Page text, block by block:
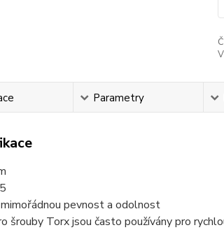
Parametry
pevnost a odolnost
šrouby Torx jsou často používány pro